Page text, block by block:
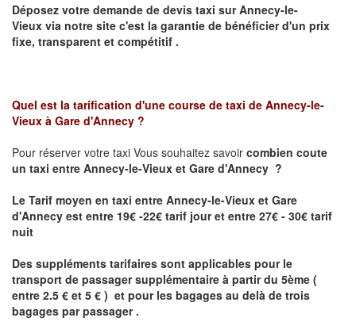
Déposez votre demande de devis taxi surAnnecy-le-
Vieux via notre site c'est la garantie de bénéficier d'un prix
fixe, transparent et compétitif .
Quel est la tarification d'une course de taxi de Annecy-le-
Vieux à Gare d'Annecy ?
Pour réserver votre taxi Vous souhaitez savoir combien coute
un taxi entre Annecy-le-Vieux et Gare d'Annecy ?
Le Tarif moyen en taxi entre Annecy-le-Vieux et Gare
d'Annecy est entre 19€ -22€ tarif jour et entre 27€ - 30€ tarif
nuit
Des suppléments tarifaires sont applicables pour le
transport de passager supplémentaire à partir du 5ème (
entre 2.5 € et 5 € ) et pour les bagages au delà de trois
bagages par passager .